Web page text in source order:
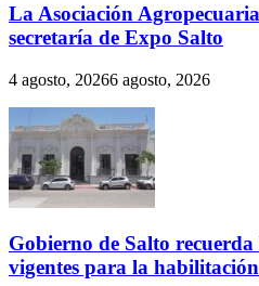
La Asociación
secretaría de Expo Salto
4 agosto, 20266 agosto, 2026
Gobierno de Salto recuerda
vigentes para la